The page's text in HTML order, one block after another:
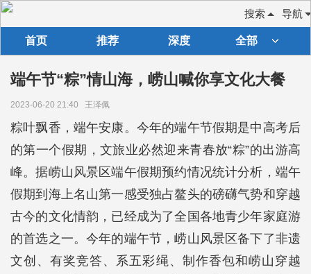
导航
搜索
首页 推荐 深度 全部
端午节“粽”情山海，崂山喊你享文化大餐
2023-06-20 21:40 王泽佩
粽叶飘香，端午安康。今年的端午节假期是中高考后
的第一个假期，文旅业必然迎来青春放“粽”的出游高
峰。据崂山风景区端午假期预约情况统计分析，端午
假期到海上名山第一感受独占鳌头的磅礴气势和穿越
古今的文化情韵，已经成为了全国各地青少年家庭游
的首选之一。今年的端午节，崂山风景区备下了非遗
文创、有奖竞答、系五彩绳、制作香包和崂山穿越